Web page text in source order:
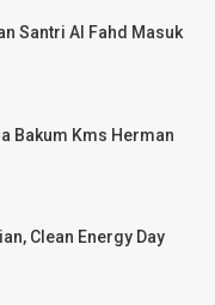
Santri Al Fahd Masuk
Bakum Kms Herman
Clean Energy Day